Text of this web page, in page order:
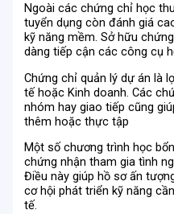
Ngoài các chứng chỉ học
tuyển dụng còn đánh giá
kỹ năng mềm. Sở hữu
dàng tiếp cận các công cụ
Chứng chỉ quản lý dự án là
tế hoặc Kinh doanh. Các
nhóm hay giao tiếp cũng
thêm hoặc thực tập
Một số chương trình học
chứng nhận tham gia tình
Điều này giúp hồ sơ ấn
cơ hội phát triển kỹ năng
tế.